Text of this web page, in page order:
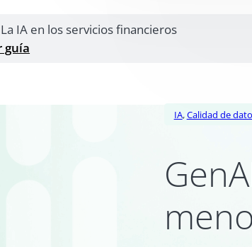
IA en los servicios financieros
guía
IA,Calidad de